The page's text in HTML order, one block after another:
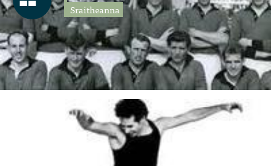
Sraitheanna